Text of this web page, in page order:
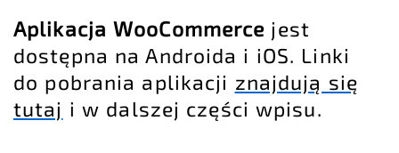
Aplikacja WooCommerce jest
dostępna na Androida i iOS. Linki
do pobrania aplikacji znajdują się
tutaj i w dalszej części wpisu.